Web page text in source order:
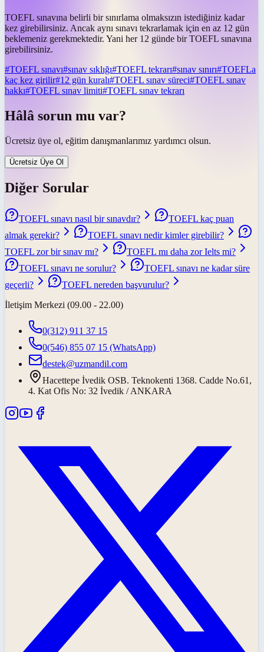
TOEFL sınavına belirli bir sınırlama olmaksızın istediğiniz kadar
kez girebilirsiniz. Ancak aynı sınavı tekrarlamak için en az 12 gün
beklemeniz gerekmektedir. Yani her 12 günde bir TOEFL sınavına
girebilirsiniz.
#TOEFL sınavı#sınav sıklığı#TOEFL tekrarı#sınav sınırı#TOEFLa
kaç kez girilir#12 gün kuralı#TOEFL sınav süreci#TOEFL sınav
hakkı#TOEFL sınav limiti#TOEFL sınav tekrarı
Hâlâ sorun mu var?
Ücretsiz üye ol, eğitim danışmanlarımız yardımcı olsun.
Ücretsiz Üye Ol
Diğer Sorular
TOEFL sınavı nasıl bir sınavdır?
TOEFL kaç puan
almak gerekir?
TOEFL sınavı nedir kimler girebilir?
TOEFL zor bir sınav mı?
TOEFL mı daha zor Ielts mi?
TOEFL sınavı ne sorulur?
TOEFL sınavı ne kadar süre
geçerli?
TOEFL nereden başvurulur?
İletişim Merkezi (09.00 - 22.00)
0(312) 911 37 15
0(546) 855 07 15 (WhatsApp)
destek@uzmandil.com
Hacettepe İvedik OSB. Teknokenti 1368. Cadde No.61,
4. Kat Ofis No: 32 İvedik / ANKARA